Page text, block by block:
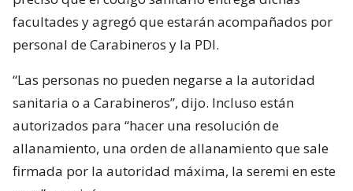
facultades y agregó que estarán acompañados por
personal de Carabineros y la PDI.
“Las personas no pueden negarse a la autoridad
sanitaria o a Carabineros”, dijo. Incluso están
autorizados para “hacer una resolución de
allanamiento, una orden de allanamiento que sale
firmada por la autoridad máxima, la seremi en este